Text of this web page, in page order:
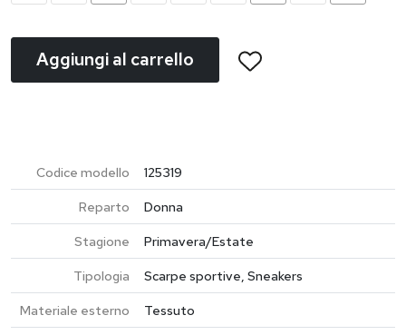
Aggiungi al carrello
Codice modello
125319
Reparto
Donna
Stagione
Primavera/Estate
Tipologia
Scarpe sportive, Sneakers
Materiale esterno
Tessuto